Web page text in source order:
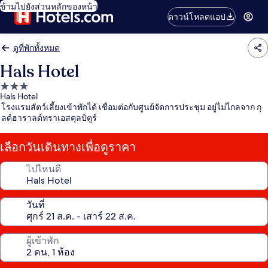
ข้ามไปยังส่วนหลักของหน้า
ดาวน์โหลดแอป
ดูที่พักทั้งหมด
Hals Hotel
ที่พัก
3.0
ดาว
Hals Hotel
โรงแรมสัตว์เลี้ยงเข้าพักได้ เชื่อมต่อกับศูนย์จัดการประชุม อยู่ไม่ไกลจาก กุ
ลด์ฮาราลด์ทราเอสคุลป์ตูร์
เลือกวันเดินทางเพื่อดูราคา
ไปไหนดี
วันที่
ผู้เข้าพัก